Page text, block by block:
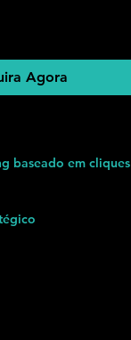
Agora
baseado em cliques